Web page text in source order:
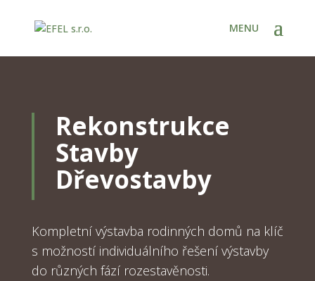
Rekonstrukce
Stavby
Dřevostavby
Kompletní výstavba rodinných domů na klíč
s možností individuálního řešení výstavby
do různých fází rozestavěnosti.